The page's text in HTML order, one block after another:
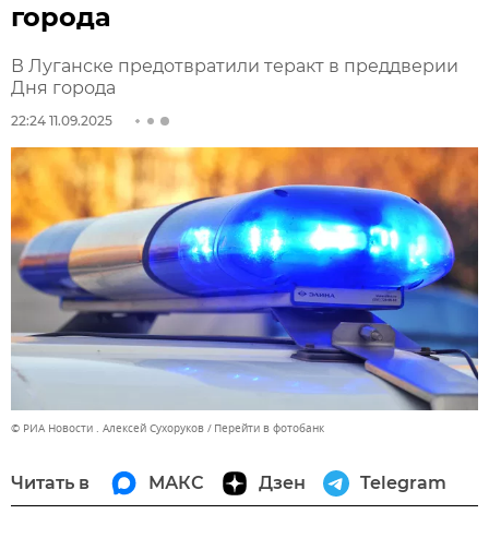
города
В Луганске предотвратили теракт в преддверии
Дня города
22:24 11.09.2025
© РИА Новости . Алексей Сухоруков Перейти в фотобанк
Читать в МАКС Дзен Telegram